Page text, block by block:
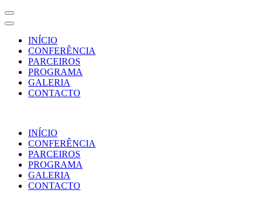
INÍCIO
CONFERÊNCIA
PARCEIROS
PROGRAMA
GALERIA
CONTACTO
content
(Press
Enter)
INÍCIO
CONFERÊNCIA
PARCEIROS
PROGRAMA
GALERIA
CONTACTO